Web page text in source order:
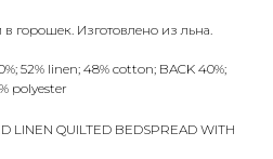
горошек. Изготовлено из льна.
52% linen; 48% cotton; BACK 40%;
polyester
LINEN QUILTED BEDSPREAD WITH